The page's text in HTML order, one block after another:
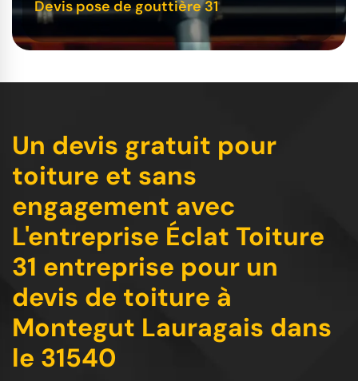
Devis pose de gouttière 31
Un devis gratuit pour
toiture et sans
engagement avec
L'entreprise Éclat Toiture
31 entreprise pour un
devis de toiture à
Montegut Lauragais dans
le 31540